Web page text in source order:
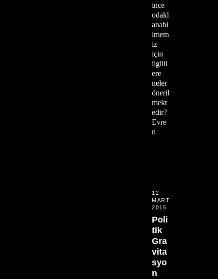
ince
odakl
anabi
lmem
iz
için
ilgilil
ere
neler
öneril
mekt
edir?
Evre
n
12
MART
2015
Poli
tik
Gra
vita
syo
n